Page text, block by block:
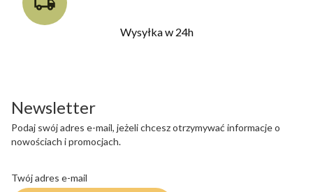
Wysyłka w 24h
Newsletter
Podaj swój adres e-mail, jeżeli chcesz otrzymywać informacje o
nowościach i promocjach.
Twój adres e-mail